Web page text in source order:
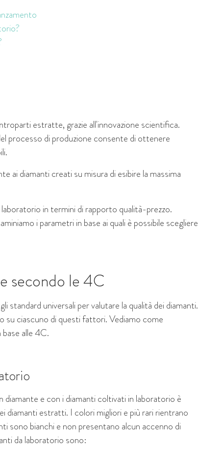
estratte, grazie all'innovazione scientifica.
processo di produzione consente di ottenere
ai diamanti creati su misura di esibire la massima
in termini di rapporto qualità-prezzo.
i parametri in base ai quali è possibile scegliere
secondo le 4C
universali per valutare la qualità dei diamanti.
su ciascuno di questi fattori. Vediamo come
alle 4C.
diamante e con i diamanti coltivati in laboratorio è
diamanti estratti. I colori migliori e più rari rientrano
sono bianchi e non presentano alcun accenno di
da laboratorio sono: